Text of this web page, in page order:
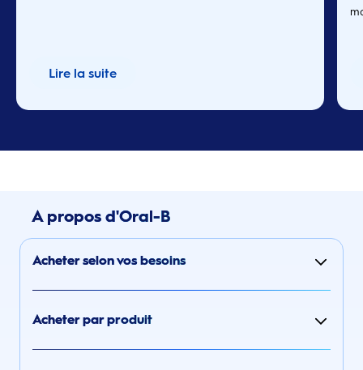
Lire la suite
A propos d'Oral-B
Acheter selon vos besoins
Acheter par produit